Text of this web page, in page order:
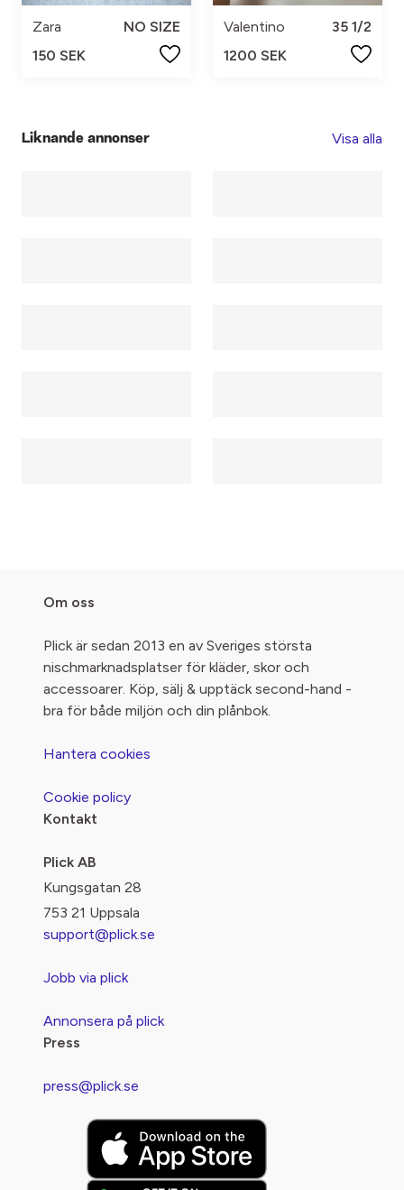
Zara
NO SIZE
150 SEK
Valentino
35 1/2
1200 SEK
Liknande annonser Visa alla
Om oss
Plick är sedan 2013 en av Sveriges största
nischmarknadsplatser för kläder, skor och
accessoarer. Köp, sälj & upptäck second-hand -
bra för både miljön och din plånbok.
Hantera cookies
Cookie policy
Kontakt
Plick AB
Kungsgatan 28
753 21 Uppsala
support@plick.se
Jobb via plick
Annonsera på plick
Press
press@plick.se